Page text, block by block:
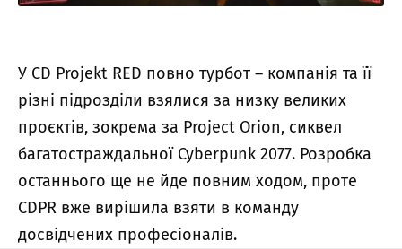
У CD Projekt RED повно турбот – компанія та її
різні підрозділи взялися за низку великих
проєктів, зокрема за Project Orion, сиквел
багатостраждальної Cyberpunk 2077. Розробка
останнього ще не йде повним ходом, проте
CDPR вже вирішила взяти в команду
досвідчених професіоналів.